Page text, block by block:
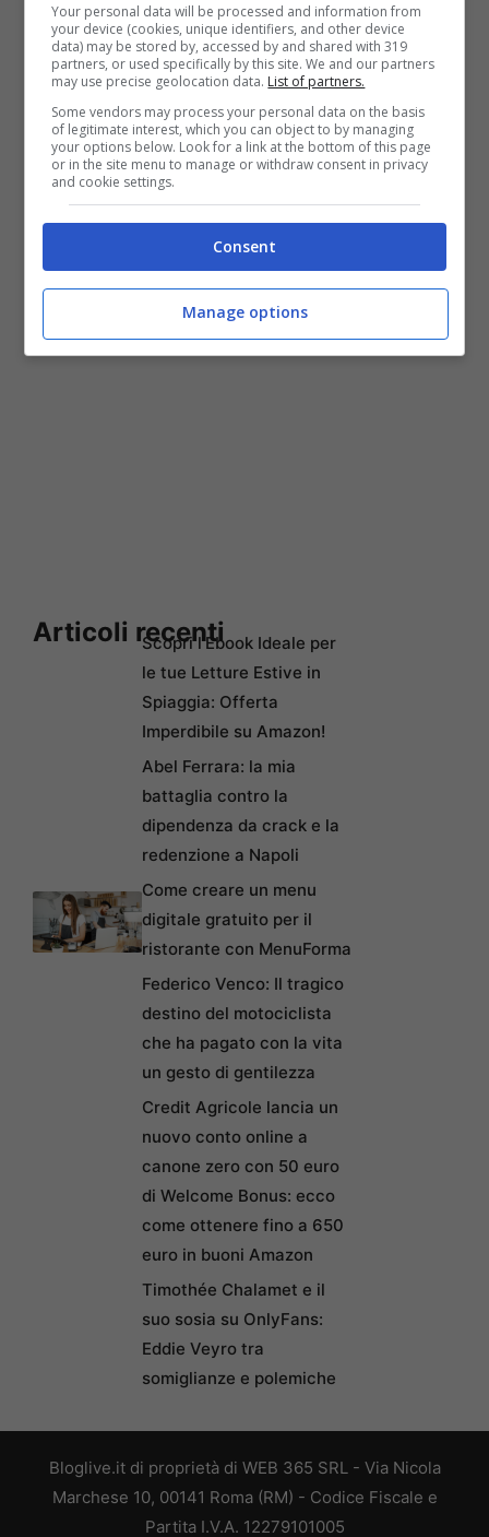
Articoli recentiScopri l’Ebook Ideale per
le tue Letture Estive in
Spiaggia: Offerta
Imperdibile su Amazon!
Abel Ferrara: la mia
battaglia contro la
dipendenza da crack e la
redenzione a Napoli
Come creare un menu
digitale gratuito per il
ristorante con MenuForma
Federico Venco: Il tragico
destino del motociclista
che ha pagato con la vita
un gesto di gentilezza
Credit Agricole lancia un
nuovo conto online a
canone zero con 50 euro
di Welcome Bonus: ecco
come ottenere fino a 650
euro in buoni Amazon
Timothée Chalamet e il
suo sosia su OnlyFans:
Eddie Veyro tra
somiglianze e polemiche
Bloglive.it di proprietà di WEB 365 SRL - Via Nicola
Marchese 10, 00141 Roma (RM) - Codice Fiscale e
Partita I.V.A. 12279101005
Your personal data will be processed and information from
your device (cookies, unique identifiers, and other device
data) may be stored by, accessed by and shared with 319
partners, or used specifically by this site. We and our partners
may use precise geolocation data. List of partners.
Some vendors may process your personal data on the basis
of legitimate interest, which you can object to by managing
your options below. Look for a link at the bottom of this page
or in the site menu to manage or withdraw consent in privacy
and cookie settings.
Consent
Manage options